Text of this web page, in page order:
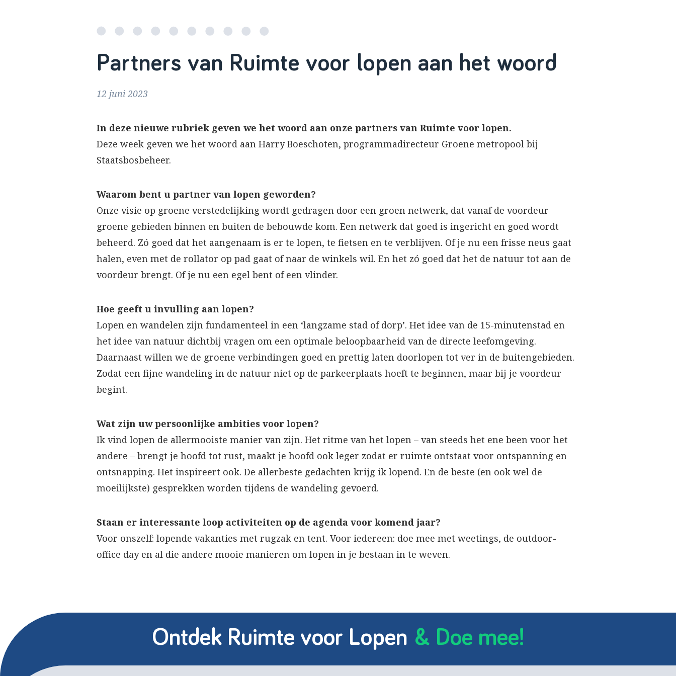
Partners van Ruimte voor lopen aan het woord
12 juni 2023
In deze nieuwe rubriek geven we het woord aan onze partners van Ruimte voor lopen.
Deze week geven we het woord aan Harry Boeschoten, programmadirecteur Groene metropool bij
Staatsbosbeheer.
Waarom bent u partner van lopen geworden?
Onze visie op groene verstedelijking wordt gedragen door een groen netwerk, dat vanaf de voordeur
groene gebieden binnen en buiten de bebouwde kom. Een netwerk dat goed is ingericht en goed wordt
beheerd. Zó goed dat het aangenaam is er te lopen, te fietsen en te verblijven. Of je nu een frisse neus gaat
halen, even met de rollator op pad gaat of naar de winkels wil. En het zó goed dat het de natuur tot aan de
voordeur brengt. Of je nu een egel bent of een vlinder.
Hoe geeft u invulling aan lopen?
Lopen en wandelen zijn fundamenteel in een ‘langzame stad of dorp’. Het idee van de 15-minutenstad en
het idee van natuur dichtbij vragen om een optimale beloopbaarheid van de directe leefomgeving.
Daarnaast willen we de groene verbindingen goed en prettig laten doorlopen tot ver in de buitengebieden.
Zodat een fijne wandeling in de natuur niet op de parkeerplaats hoeft te beginnen, maar bij je voordeur
begint.
Wat zijn uw persoonlijke ambities voor lopen?
Ik vind lopen de allermooiste manier van zijn. Het ritme van het lopen – van steeds het ene been voor het
andere – brengt je hoofd tot rust, maakt je hoofd ook leger zodat er ruimte ontstaat voor ontspanning en
ontsnapping. Het inspireert ook. De allerbeste gedachten krijg ik lopend. En de beste (en ook wel de
moeilijkste) gesprekken worden tijdens de wandeling gevoerd.
Staan er interessante loop activiteiten op de agenda voor komend jaar?
Voor onszelf: lopende vakanties met rugzak en tent. Voor iedereen: doe mee met weetings, de outdoor-
office day en al die andere mooie manieren om lopen in je bestaan in te weven.
Ontdek Ruimte voor Lopen & Doe mee!